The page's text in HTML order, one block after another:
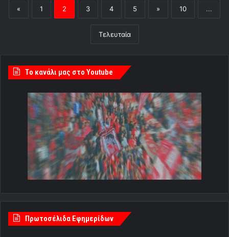
« 1 2 3 4 5 » 10 ...
Τελευταία
Tο κανάλι μας στο Youtube
Πρωτοσέλιδα Εφημερίδων